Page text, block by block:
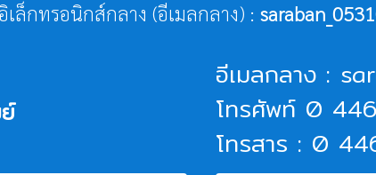
ล็กทรอนิกส์กลาง (อีเมลกลาง) :
อีเมลกลาง :
โทรศัพท์ 0
โทรสาร : 0